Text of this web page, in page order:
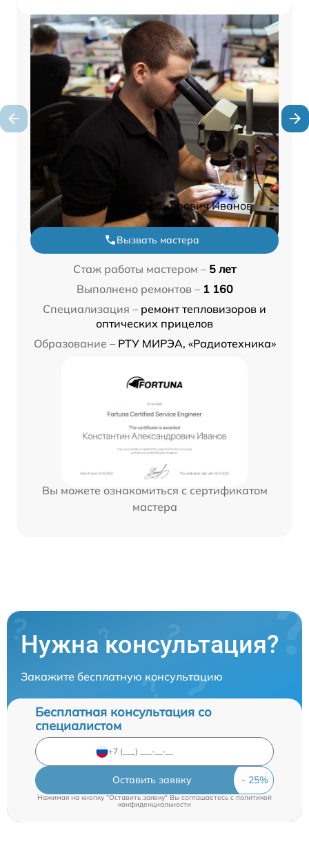
Константин Александрович Иванов
Вызвать мастера
Стаж работы мастером – 5 лет
Выполнено ремонтов – 1 160
Специализация – ремонт тепловизоров и
оптических прицелов
Образование – РТУ МИРЭА, «Радиотехника»
Вы можете ознакомиться с сертификатом
мастера
Нужна консультация?
Закажите бесплатную консультацию
Бесплатная консультация со
специалистом
Оставить заявку
Нажимая на кнопку "Оставить заявку" Вы соглашаетесь cполитикой
конфиденциальности